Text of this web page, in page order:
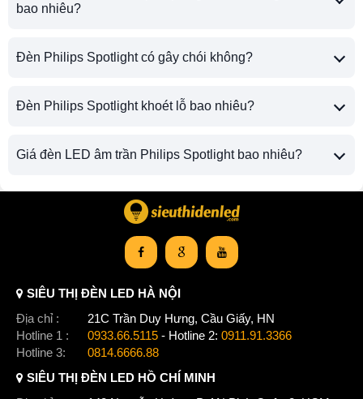
bao nhiêu?
Đèn Philips Spotlight có gây chói không?
Đèn Philips Spotlight khoét lỗ bao nhiêu?
Giá đèn LED âm trần Philips Spotlight bao nhiêu?
SIÊU THỊ ĐÈN LED HÀ NỘI
Địa chỉ :
21C Trần Duy Hưng, Cầu Giấy, HN
Hotline 1 :
0933.66.5115 - Hotline 2: 0911.91.3366
Hotline 3:
0814.6666.88
SIÊU THỊ ĐÈN LED HỒ CHÍ MINH